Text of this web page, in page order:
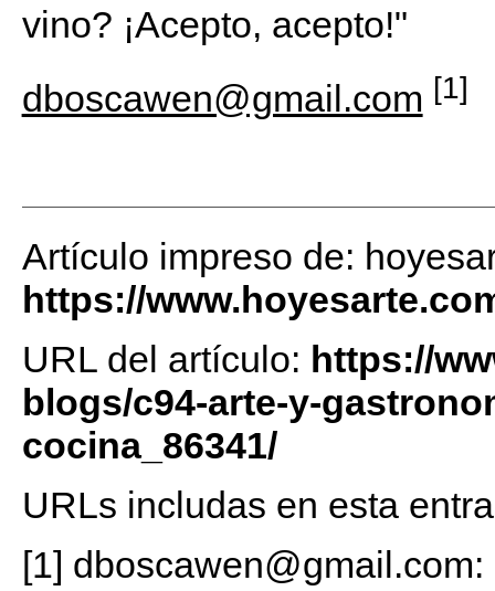
vino? ¡Acepto, acepto!"
dboscawen@gmail.com [1]
Artículo impreso de:
https://
URL del artículo: https://
blogs/c94-arte-y-
cocina_86341/
URLs includas en esta
[1] dboscawen@gmail.com: